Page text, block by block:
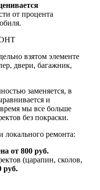
от процента
взятом элементе
двери, багажник,
заменяется, в
и
мы все больше
без покраски.
локального ремонта:
от 800 руб.
(царапин, сколов,
руб.